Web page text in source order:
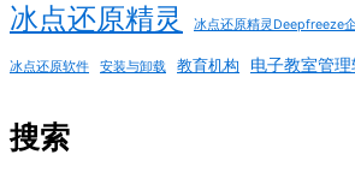
冰点还原精灵 冰点还原精灵Deepfreeze
冰点还原软件 安装与卸载 教育机构 电子教室管
搜索